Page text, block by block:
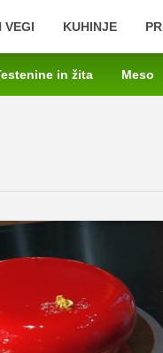
VEGI KUHINJE
in žita Meso